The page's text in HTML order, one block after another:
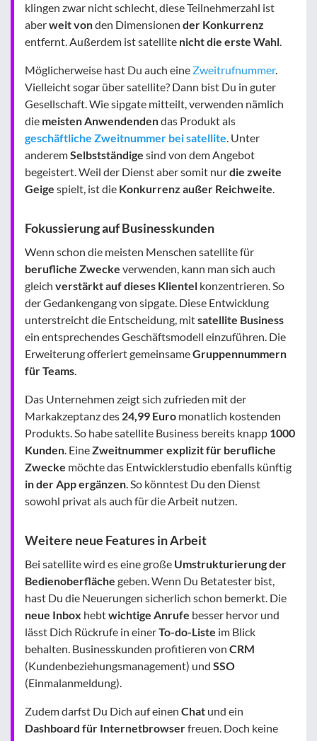
klingen zwar nicht schlecht, diese Teilnehmerzahl ist
aberweit vonden Dimensionen der Konkurrenz
entfernt. Außerdem ist satellite nicht die erste Wahl.
Möglicherweise hast Du auch eine Zweitrufnummer.
Vielleicht sogar über satellite? Dann bist Du in guter
Gesellschaft. Wie sipgate mitteilt, verwenden nämlich
die meisten Anwendendendas Produkt als
geschäftliche Zweitnummer bei satellite. Unter
anderemSelbstständige sind von dem Angebot
begeistert. Weil der Dienst aber somit nurdie zweite
Geige spielt, ist die Konkurrenz außer Reichweite.
Fokussierung auf Businesskunden
Wenn schon die meisten Menschen satellite für
berufliche Zwecke verwenden, kann man sich auch
gleich verstärkt auf dieses Klientel konzentrieren. So
der Gedankengang von sipgate. Diese Entwicklung
unterstreicht die Entscheidung, mitsatellite Business
ein entsprechendes Geschäftsmodell einzuführen. Die
Erweiterung offeriert gemeinsameGruppennummern
für Teams.
Das Unternehmen zeigt sich zufrieden mit der
Markakzeptanz des 24,99 Euro monatlich kostenden
Produkts. So habe satellite Business bereits knapp 1000
Kunden. EineZweitnummer explizit für berufliche
Zwecke möchte das Entwicklerstudio ebenfalls künftig
in der App ergänzen. So könntest Du den Dienst
sowohl privat als auch für die Arbeit nutzen.
Weitere neue Features in Arbeit
Bei satellite wird es eine große Umstrukturierung der
Bedienoberfläche geben. Wenn Du Betatester bist,
hast Du die Neuerungen sicherlich schon bemerkt. Die
neue Inbox hebtwichtige Anrufe besser hervor und
lässt Dich Rückrufe in einerTo-do-Liste im Blick
behalten. Businesskunden profitieren von CRM
(Kundenbeziehungsmanagement) und SSO
(Einmalanmeldung).
Zudem darfst Du Dich auf einen Chat und ein
Dashboard für Internetbrowserfreuen. Doch keine